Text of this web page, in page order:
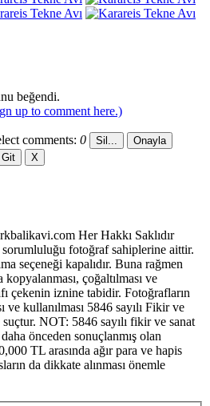
beğendi.
up to comment here.)
comments: 0
Her Hakkı Saklıdır
sorumluluğu fotoğraf sahiplerine aittir.
seçeneği kapalıdır. Buna rağmen
çoğaltılması ve
çekenin iznine tabidir. Fotoğrafların
ve kullanılması 5846 sayılı Fikir ve
suçtur. NOT: 5846 sayılı fikir ve sanat
önceden sonuçlanmış olan
TL arasında ağır para ve hapis
da dikkate alınması önemle